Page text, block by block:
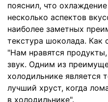
пояснил, что
несколько аспектов
наиболее заметных
текстура шоколада. Как
"Нам нравятся
звук. Одним из
холодильнике является
лучший хруст, когда
в холодильнике".